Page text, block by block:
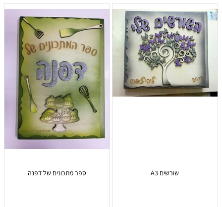
שורשים A3 ספר מתכונים של דפנה